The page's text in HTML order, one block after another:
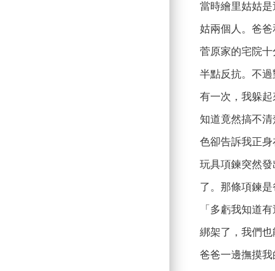
當時繪里姑姑
姑兩個人。爸
菅原家的宅院
半點反抗。不過
有一次，我躲
知道竟然搞不
色卻告訴我正
玩具項鍊突然
了。那條項鍊
「多虧我知道
綁架了，我們也
爸爸一邊撫摸